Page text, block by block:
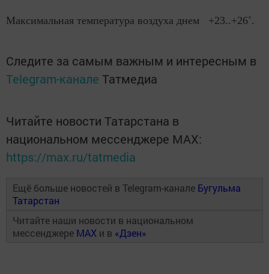
Максимальная температура воздуха днем +23..+26˚.
Следите за самым важным и интересным в
Telegram-канале Татмедиа
Читайте новости Татарстана в
национальном мессенджере MАХ:
https://max.ru/tatmedia
Ещё больше новостей в Telegram-канале Бугульма
Татарстан
Читайте наши новости в национальном
мессенджере MAX и в «Дзен»